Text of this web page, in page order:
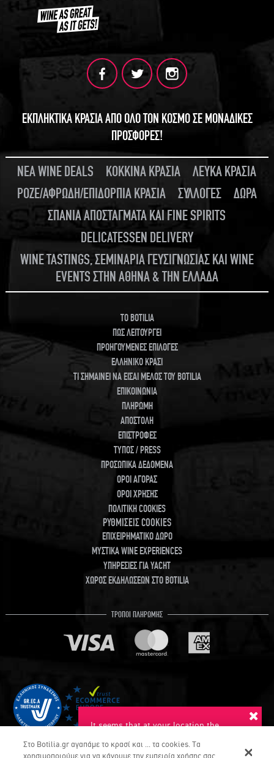
It seems that at your location the
want to switch to this language?
ΕΚΠΛΗΚΤΙΚΑ ΚΡΑΣΙΑ ΑΠΟ ΟΛΟ ΤΟΝ ΚΟΣΜΟ ΣΕ ΜΟΝΑΔΙΚΕΣ
ΠΡΟΣΦΟΡΕΣ!
ΝΕΑ WINE DEALS ΚΟΚΚΙΝΑ ΚΡΑΣΙΑ
ΛΕΥΚΑ ΚΡΑΣΙΑ
ΡΟΖΕ/ΑΦΡΩΔΗ/ΕΠΙΔΟΡΠΙΑ ΚΡΑΣΙΑ
ΣΥΛΛΟΓΕΣ
ΔΩΡΑ
ΣΠΑΝΙΑ ΑΠΟΣΤΑΓΜΑΤΑ ΚΑΙ FINE SPIRITS
DELICATESSEN DELIVERY
WINE TASTINGS, ΣΕΜΙΝΑΡΙΑ ΓΕΥΣΙΓΝΩΣΙΑΣ ΚΑΙ WINE
EVENTS ΣΤΗΝ ΑΘΗΝΑ & ΤΗΝ ΕΛΛΑΔΑ
TO BOTILIA
ΠΩΣ ΛΕΙΤΟΥΡΓΕΙ
ΠΡΟΗΓΟΥΜΕΝΕΣ ΕΠΙΛΟΓΕΣ
ΕΛΛΗΝΙΚΟ ΚΡΑΣΙ
ΤΙ ΣΗΜΑΙΝΕΙ ΝΑ ΕΙΣΑΙ ΜΕΛΟΣ ΤΟΥ BOTILIA
ΕΠΙΚΟΙΝΩΝΙΑ
ΠΛΗΡΩΜΗ
ΑΠΟΣΤΟΛΗ
ΕΠΙΣΤΡΟΦΕΣ
ΤΥΠΟΣ / PRESS
ΠΡΟΣΩΠΙΚΑ ΔΕΔΟΜΕΝΑ
ΟΡΟΙ ΑΓΟΡΑΣ
ΟΡΟΙ ΧΡΗΣΗΣ
ΠΟΛΙΤΙΚΗ COOKIES
ΡΥΘΜΙΣΕΙΣ COOKIES
ΕΠΙΧΕΙΡΗΜΑΤΙΚΟ ΔΩΡΟ
ΜΥΣΤΙΚΑ WINE EXPERIENCES
ΥΠΗΡΕΣΙΕΣ ΓΙΑ YACHT
ΧΩΡΟΣ ΕΚΔΗΛΩΣΕΩΝ ΣΤΟ BOTILIA
ΤΡΟΠΟΙ ΠΛΗΡΩΜΗΣ
Στο Botilia.gr αγαπάμε το κρασί και ... τα cookies. Τα
χρησιμοποιούμε για να κάνουμε την εμπειρία χρήσης σας